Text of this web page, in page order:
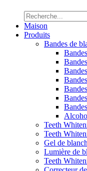
Maison
Produits
Bandes de
Teeth
Teeth
Gel de
Lumière de
Teeth